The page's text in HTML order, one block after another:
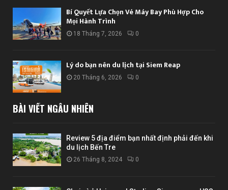
Bí Quyết Lựa Chọn Vé Máy Bay Phù Hợp Cho
Mọi Hành Trình
18 Tháng 7, 2026 0
Lý do bạn nên du lịch tại Siem Reap
20 Tháng 6, 2026 0
BÀI VIẾT NGẪU NHIÊN
Review 5 địa điểm bạn nhất định phải đến khi
du lịch Bến Tre
26 Tháng 8, 2024 0